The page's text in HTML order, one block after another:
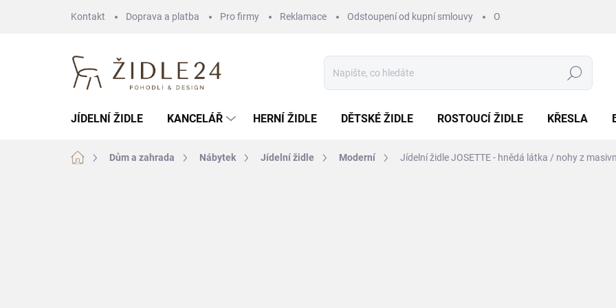
Kontakt Doprava a platba Pro firmy Reklamace Odstoupení od kupní smlouvy Obchodní podmínky
Hledat
JÍDELNÍ ŽIDLE KANCELÁŘ HERNÍ ŽIDLE DĚTSKÉ ŽIDLE ROSTOUCÍ ŽIDLE KŘESLA
Domů Dům a zahrada Nábytek Jídelní židle Moderní Jídelní židle JOSETTE - hnědá látka / nohy z